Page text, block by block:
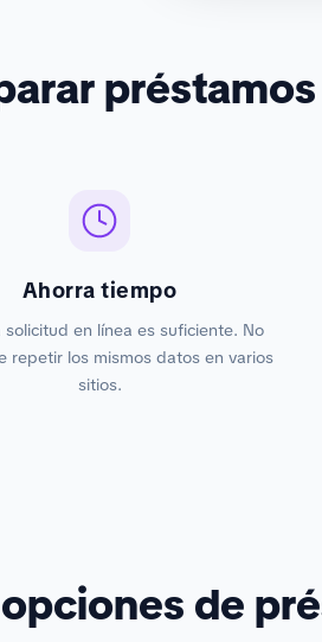
Ahorra tiempo
solicitud en línea es suficiente. No
repetir los mismos datos en varios
sitios.
de